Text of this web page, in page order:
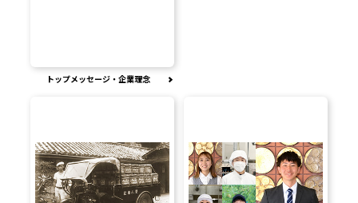
トップメッセージ・企業理念